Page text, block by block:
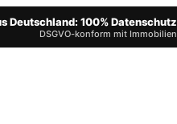
Deutschland: 100% Datenschutz
DSGVO-konform mit Immobilien